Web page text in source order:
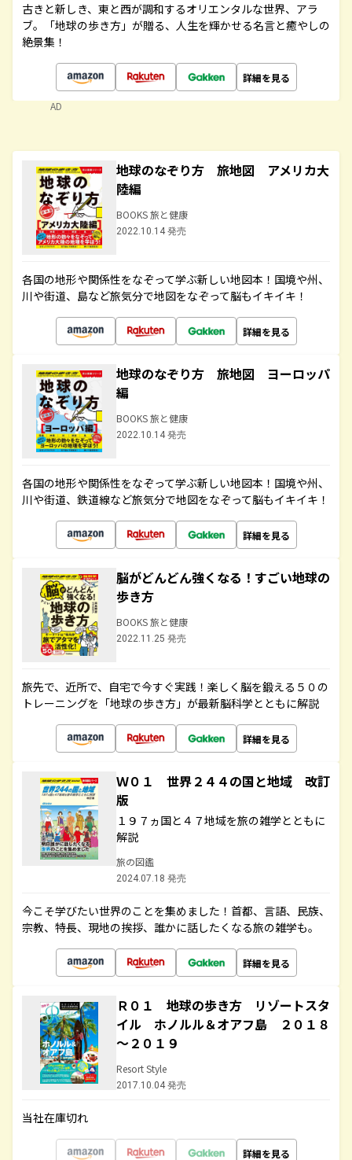
古きと新しき、東と西が調和するオリエンタルな世界、アラ
ブ。「地球の歩き方」が贈る、人生を輝かせる名言と癒やしの
絶景集！
詳細を見る
AD
地球のなぞり方 旅地図 アメリカ大
陸編
BOOKS 旅と健康
2022.10.14 発売
各国の地形や関係性をなぞって学ぶ新しい地図本！国境や州、
川や街道、島など旅気分で地図をなぞって脳もイキイキ！
詳細を見る
地球のなぞり方 旅地図 ヨーロッパ
編
BOOKS 旅と健康
2022.10.14 発売
各国の地形や関係性をなぞって学ぶ新しい地図本！国境や州、
川や街道、鉄道線など旅気分で地図をなぞって脳もイキイキ！
詳細を見る
脳がどんどん強くなる！すごい地球の
歩き方
BOOKS 旅と健康
2022.11.25 発売
旅先で、近所で、自宅で今すぐ実践！楽しく脳を鍛える５０の
トレーニングを「地球の歩き方」が最新脳科学とともに解説
詳細を見る
Ｗ０１ 世界２４４の国と地域 改訂
版
１９７ヵ国と４７地域を旅の雑学とともに
解説
旅の図鑑
2024.07.18 発売
今こそ学びたい世界のことを集めました！首都、言語、民族、
宗教、特長、現地の挨拶、誰かに話したくなる旅の雑学も。
詳細を見る
Ｒ０１ 地球の歩き方 リゾートスタ
イル ホノルル＆オアフ島 ２０１８
～２０１９
Resort Style
2017.10.04 発売
当社在庫切れ
詳細を見る